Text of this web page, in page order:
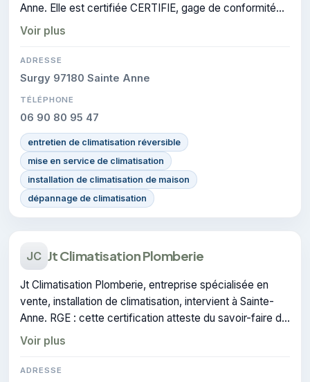
Anne. Elle est certifiée CERTIFIE, gage de conformité
sur les interventions réalisées.
Voir plus
ADRESSE
Surgy 97180 Sainte Anne
TÉLÉPHONE
06 90 80 95 47
entretien de climatisation réversible
mise en service de climatisation
installation de climatisation de maison
dépannage de climatisation
JC Jt Climatisation Plomberie
Jt Climatisation Plomberie, entreprise spécialisée en
vente, installation de climatisation, intervient à Sainte-
Anne. RGE : cette certification atteste du savoir-faire de
l'entreprise.
Voir plus
ADRESSE